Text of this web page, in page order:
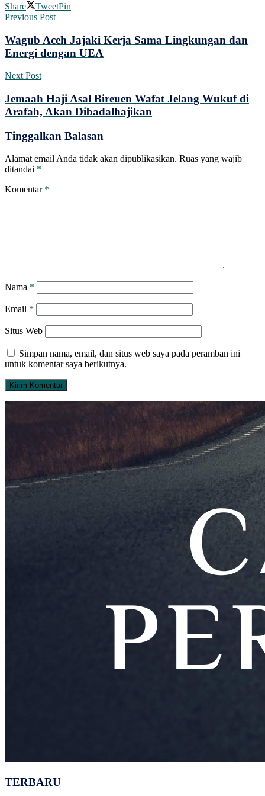
Share
TweetPin
Previous Post
Wagub Aceh Jajaki Kerja Sama Lingkungan dan
Energi dengan UEA
Next Post
Jemaah Haji Asal Bireuen Wafat Jelang Wukuf di
Arafah, Akan Dibadalhajikan
Tinggalkan Balasan
Alamat email Anda tidak akan dipublikasikan. Ruas yang wajib
ditandai *
Komentar *
Nama *
Email *
Situs Web
Simpan nama, email, dan situs web saya pada peramban ini
untuk komentar saya berikutnya.
TERBARU